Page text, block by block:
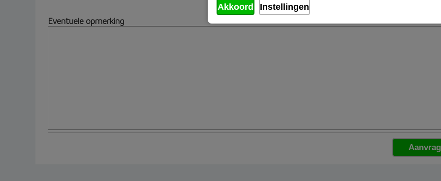
Eventuele opmerking
Akkoord Instellingen